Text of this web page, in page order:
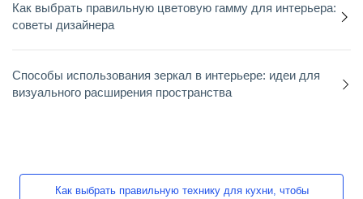
Как выбрать правильную цветовую гамму для интерьера:
советы дизайнера
Способы использования зеркал в интерьере: идеи для
визуального расширения пространства
Как выбрать правильную технику для кухни, чтобы